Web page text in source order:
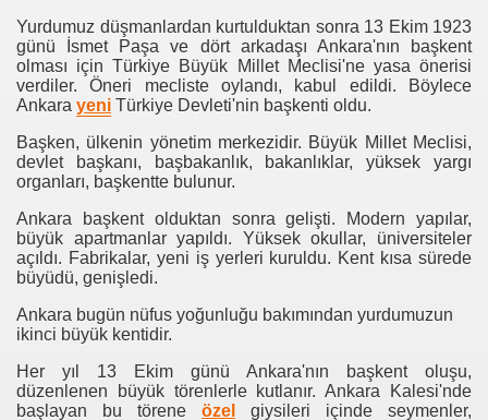
Yurdumuz düşmanlardan kurtulduktan sonra 13 Ekim 1923
günü İsmet Paşa ve dört arkadaşı Ankara'nın başkent
olması için Türkiye Büyük Millet Meclisi'ne yasa önerisi
verdiler. Öneri mecliste oylandı, kabul edildi. Böylece
Ankara yeni Türkiye Devleti'nin başkenti oldu.
Başken, ülkenin yönetim merkezidir. Büyük Millet Meclisi,
devlet başkanı, başbakanlık, bakanlıklar, yüksek yargı
organları, başkentte bulunur.
Ankara başkent olduktan sonra gelişti. Modern yapılar,
büyük apartmanlar yapıldı. Yüksek okullar, üniversiteler
açıldı. Fabrikalar, yeni iş yerleri kuruldu. Kent kısa sürede
büyüdü, genişledi.
Ankara bugün nüfus yoğunluğu bakımından yurdumuzun
ikinci büyük kentidir.
Her yıl 13 Ekim günü Ankara'nın başkent oluşu,
düzenlenen büyük törenlerle kutlanır. Ankara Kalesi'nde
başlayan bu törene özel giysileri içinde seymenler,